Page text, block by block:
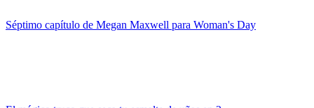
Séptimo capítulo de Megan Maxwell para Woman's Day